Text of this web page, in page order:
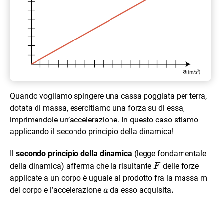
Quando vogliamo spingere una cassa poggiata per terra,
dotata di massa, esercitiamo una forza su di essa,
imprimendole un’accelerazione. In questo caso stiamo
applicando il secondo principio della dinamica!
Il secondo principio della dinamica (legge fondamentale
della dinamica) afferma che la risultante \vec{F}
F delle forze
applicate a un corpo è uguale al prodotto fra la massa m
del corpo e l’accelerazione \vec{a}
a da esso acquisita.